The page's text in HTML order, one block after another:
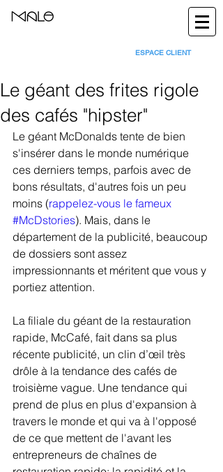
ESPACE CLIENT
Le géant des frites rigole
des cafés "hipster"
Le géant McDonalds tente de bien
s'insérer dans le monde numérique
ces derniers temps, parfois avec de
bons résultats, d'autres fois un peu
moins (rappelez-vous le fameux
#McDstories). Mais, dans le
département de la publicité, beaucoup
de dossiers sont assez
impressionnants et méritent que vous y
portiez attention.
La filiale du géant de la restauration
rapide, McCafé, fait dans sa plus
récente publicité, un clin d’œil très
drôle à la tendance des cafés de
troisième vague. Une tendance qui
prend de plus en plus d'expansion à
travers le monde et qui va à l'opposé
de ce que mettent de l'avant les
entrepreneurs de chaînes de